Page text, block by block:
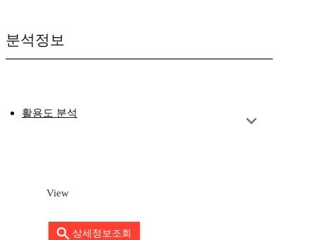
분석정보
활용도 분석
View
상세정보조회